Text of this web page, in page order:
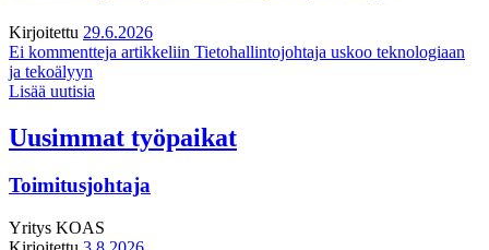
Kirjoitettu 29.6.2026
Ei kommentteja artikkeliin Tietohallintojohtaja uskoo teknologiaan
ja tekoälyyn
Lisää uutisia
Uusimmat työpaikat
Toimitusjohtaja
Yritys KOAS